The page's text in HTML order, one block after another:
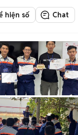
hiện số Chat